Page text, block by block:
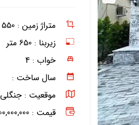
متراژ زمین : 550 متر
زیربنا : 650 متر
خواب : 4
سال ساخت :
موقعیت : جنگلی
قیمت : 30,000,000,000 تومان /